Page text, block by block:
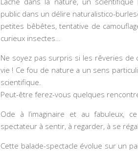
public dans un délire naturalistico-
petites bêbêtes, tentative de
curieux insectes…
Ne soyez pas surpris si les rêveries
vie ! Ce fou de nature a un sens
scientifique.
Peut-être ferez-vous quelques
Ode à l’imaginaire et au fabuleux,
spectateur à sentir, à regarder, à se
Cette balade-spectacle évolue sur un